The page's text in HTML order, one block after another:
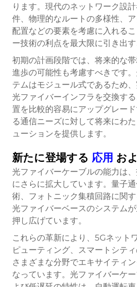
ります。現代のネットワーク設
件、物理的なルートの多様性、
配置などの要素を考慮に入れる
ー技術の利点を最大限に引き出す
初期の計画段階では、将来的な
進歩の可能性も考慮すべきです
テムはモジュール式であるため
光ファイバーインフラを交換す
置を比較的容易にアップグレー
る通信ニーズに対して将来にわ
ューションを提供します。
新たに登場する 応用 お
光ファイバーケーブルの能力は
にさらに拡大しています。量子
術、フォトニック集積回路に関す
光ファイバーベースのシステム
押し広げています。
これらの革新により、5Gネット
ピューティング、スマートシティ
さまざまな分野でエキサイティ
なっています。光ファイバーケ